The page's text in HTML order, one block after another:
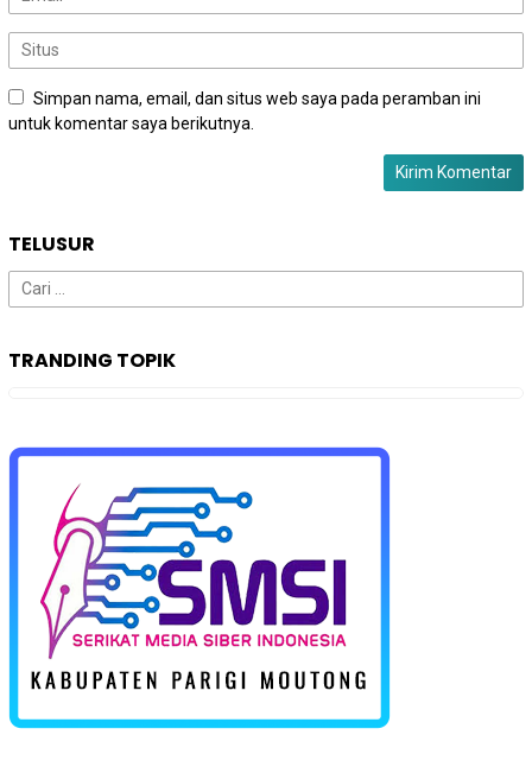
Simpan nama, email, dan situs web saya pada peramban ini
untuk komentar saya berikutnya.
TELUSUR
Cari
untuk:
TRANDING TOPIK